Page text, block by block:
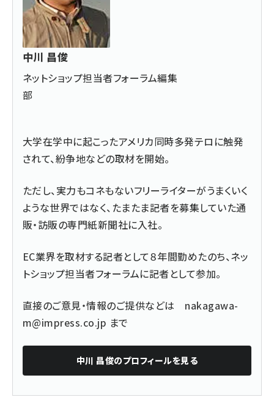
中川 昌俊
ネットショップ担当者フォーラム編集
部
大学在学中に起こったアメリカ同時多発テロに触発
されて、紛争地などの取材を開始。
ただし、実力もコネもないフリーライターがうまくいく
ような世界ではなく、たまたま記者を募集していた通
販・訪販の専門紙新聞社に入社。
EC業界を取材する記者として８年間勤めたのち、ネッ
トショップ担当者フォーラムに記者として参加。
直接のご意見・情報のご提供などは nakagawa-
m@impress.co.jp まで
中川 昌俊のプロフィールを見る